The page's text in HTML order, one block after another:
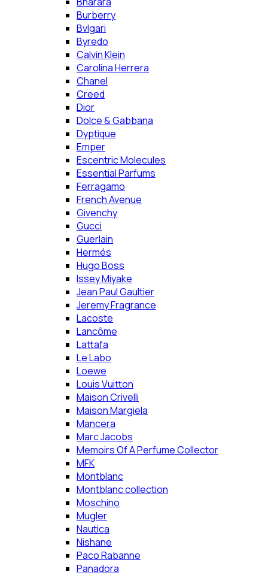
Burberry
Bvlgari
Byredo
Calvin Klein
Carolina Herrera
Chanel
Creed
Dior
Dolce & Gabbana
Dyptique
Emper
Escentric Molecules
Essential Parfums
Ferragamo
French Avenue
Givenchy
Gucci
Guerlain
Hermés
Hugo Boss
Issey Miyake
Jean Paul Gaultier
Jeremy Fragrance
Lacoste
Lancôme
Lattafa
Le Labo
Loewe
Louis Vuitton
Maison Crivelli
Maison Margiela
Mancera
Marc Jacobs
Memoirs Of A Perfume Collector
MFK
Montblanc
Montblanc collection
Moschino
Mugler
Nautica
Nishane
Paco Rabanne
Panadora